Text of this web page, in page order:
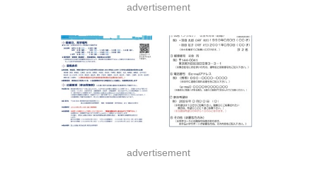
advertisement
advertisement